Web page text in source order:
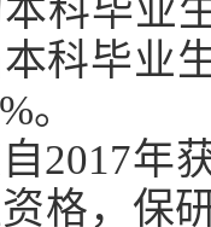
科毕业
科毕业
。
2017年
格，保